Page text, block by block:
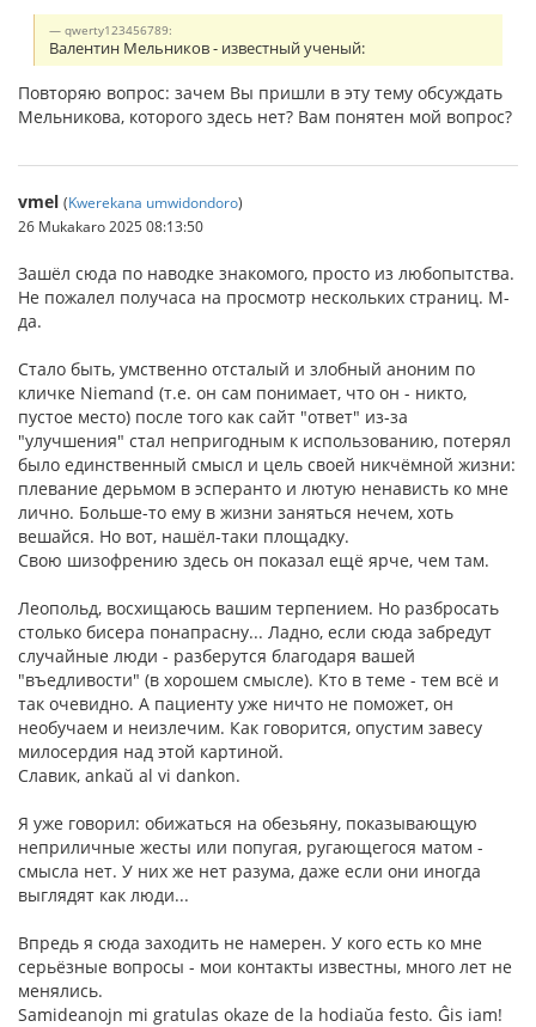
qwerty123456789:
Валентин Мельников - известный ученый:
Повторяю вопрос: зачем Вы пришли в эту тему обсуждать
Мельникова, которого здесь нет? Вам понятен мой вопрос?
vmel (Kwerekana umwidondoro)
26 Mukakaro 2025 08:13:50
Зашёл сюда по наводке знакомого, просто из любопытства.
Не пожалел получаса на просмотр нескольких страниц. М-
да.
Стало быть, умственно отсталый и злобный аноним по
кличке Niemand (т.е. он сам понимает, что он - никто,
пустое место) после того как сайт "ответ" из-за
"улучшения" стал непригодным к использованию, потерял
было единственный смысл и цель своей никчёмной жизни:
плевание дерьмом в эсперанто и лютую ненависть ко мне
лично. Больше-то ему в жизни заняться нечем, хоть
вешайся. Но вот, нашёл-таки площадку.
Свою шизофрению здесь он показал ещё ярче, чем там.
Леопольд, восхищаюсь вашим терпением. Но разбросать
столько бисера понапрасну... Ладно, если сюда забредут
случайные люди - разберутся благодаря вашей
"въедливости" (в хорошем смысле). Кто в теме - тем всё и
так очевидно. А пациенту уже ничто не поможет, он
необучаем и неизлечим. Как говорится, опустим завесу
милосердия над этой картиной.
Славик, ankaŭ al vi dankon.
Я уже говорил: обижаться на обезьяну, показывающую
неприличные жесты или попугая, ругающегося матом -
смысла нет. У них же нет разума, даже если они иногда
выглядят как люди...
Впредь я сюда заходить не намерен. У кого есть ко мне
серьёзные вопросы - мои контакты известны, много лет не
менялись.
Samideanojn mi gratulas okaze de la hodiaŭa festo. Ĝis iam!